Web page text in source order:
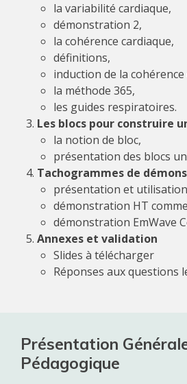
la variabilité cardiaque,
démonstration 2,
la cohérence cardiaque,
définitions,
induction de la cohérence
la méthode 365,
les guides respiratoires.
Les blocs pour construire
la notion de bloc,
présentation des blocs
Tachogrammes de
présentation et
démonstration HT
démonstration EmWave
Annexes et validation
Slides à télécharger
Réponses aux questions
Présentation
Pédagogique